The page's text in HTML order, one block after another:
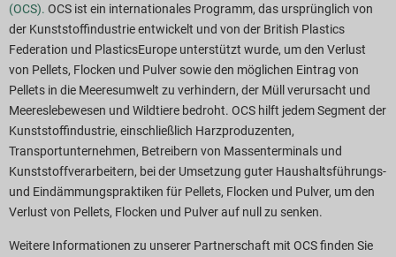
(OCS). OCS ist ein internationales Programm, das ursprünglich von
der Kunststoffindustrie entwickelt und von der British Plastics
Federation und PlasticsEurope unterstützt wurde, um den Verlust
von Pellets, Flocken und Pulver sowie den möglichen Eintrag von
Pellets in die Meeresumwelt zu verhindern, der Müll verursacht und
Meereslebewesen und Wildtiere bedroht. OCS hilft jedem Segment der
Kunststoffindustrie, einschließlich Harzproduzenten,
Transportunternehmen, Betreibern von Massenterminals und
Kunststoffverarbeitern, bei der Umsetzung guter Haushaltsführungs-
und Eindämmungspraktiken für Pellets, Flocken und Pulver, um den
Verlust von Pellets, Flocken und Pulver auf null zu senken.
Weitere Informationen zu unserer Partnerschaft mit OCS finden Sie